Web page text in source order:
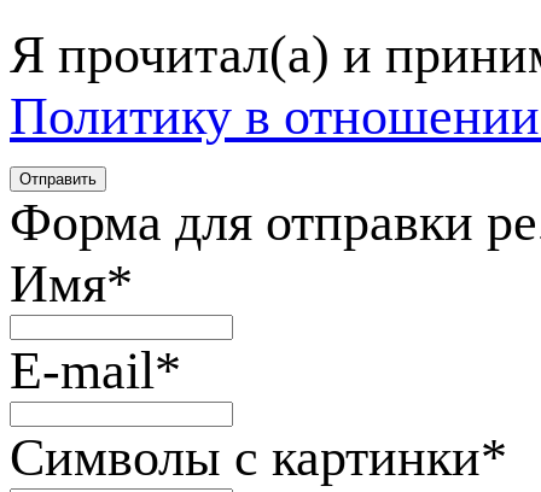
Я прочитал(а) и
Политику в
Форма для отправки
Имя*
E-mail*
Символы с картинки*